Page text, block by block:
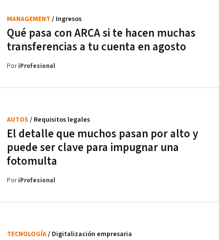
Qué pasa con ARCA si te hacen muchas
transferencias a tu cuenta en agosto
MANAGEMENT / Ingresos
PoriProfesional
El detalle que muchos pasan por alto y
puede ser clave para impugnar una
fotomulta
AUTOS / Requisitos legales
PoriProfesional
TECNOLOGÍA/ Digitalización empresaria